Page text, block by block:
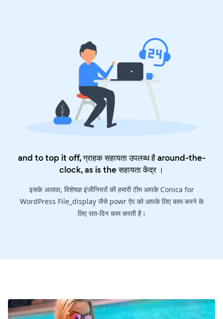
and to top it off, ग्राहक सहायता उपलब्ध है around-the-
clock, as is theसहायता केंद्र।
इसके अलावा, विशेषज्ञ इंजीनियरों की हमारी टीम आपके Conica for
WordPress File_display जैसे powr ऐप को आपके लिए काम करने के
लिए रात-दिन काम करती है।